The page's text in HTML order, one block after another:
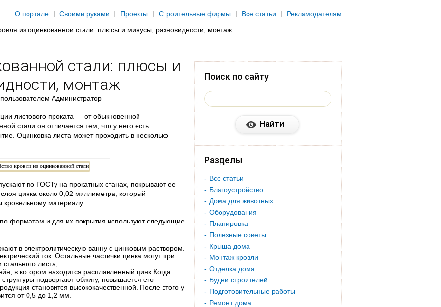
О портале
Своими руками Проекты Строительные фирмы Все статьи Рекламодателям
из оцинкованной стали: плюсы и минусы, разновидности, монтаж
стали: плюсы и
монтаж
пользователем Администратор
листового проката — от обыкновенной
стали он отличается тем, что у него есть
Оцинковка листа может проходить в несколько
по ГОСТу на прокатных станах, покрывают ее
цинка около 0,02 миллиметра, который
кровельному материалу.
форматам и для их покрытия используют следующие
в электролитическую ванну с цинковым раствором,
ток. Остальные частички цинка могут при
листа;
в котором находится расплавленный цинк.Когда
подвергают обжигу, повышается его
становится высококачественной. После этого у
от 0,5 до 1,2 мм.
Поиск по сайту
Разделы
Все статьи
Благоустройство
Дома для животных
Оборудования
Планировка
Полезные советы
Крыша дома
Монтаж кровли
Отделка дома
Будни строителей
Подготовительные работы
Ремонт дома